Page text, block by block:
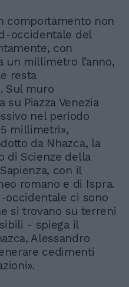
comportamento non
occidentale del
con
un millimetro l’anno,
resta
Sul muro
Piazza Venezia
nel periodo
millimetri»,
da Nhazca, la
di Scienze della
con il
romano e di Ispra.
occidentale ci sono
si trovano su terreni
- spiega il
Alessandro
cedimenti